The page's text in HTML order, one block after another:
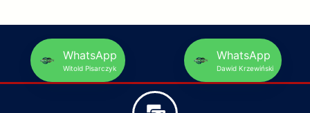
WhatsApp
Witold Pisarczyk
WhatsApp
Dawid Krzewiński